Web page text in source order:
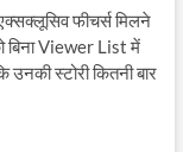
फीचर्स मिलने
बिना Viewer List में
स्टोरी कितनी बार